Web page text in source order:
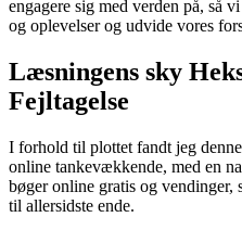
engagere sig med verden på, så
og oplevelser og udvide vores
Læsningens sky
Fejltagelse
I forhold til plottet fandt jeg
online tankevækkende, med en
bøger online gratis og vendinger,
til allersidste ende.